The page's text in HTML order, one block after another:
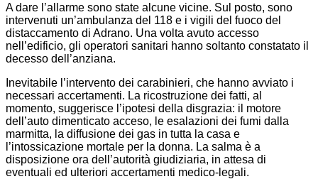
A dare l’allarme sono state alcune vicine. Sul posto, sono
intervenuti un’ambulanza del 118 e i vigili del fuoco del
distaccamento di Adrano. Una volta avuto accesso
nell’edificio, gli operatori sanitari hanno soltanto constatato il
decesso dell’anziana.
Inevitabile l’intervento dei carabinieri, che hanno avviato i
necessari accertamenti. La ricostruzione dei fatti, al
momento, suggerisce l’ipotesi della disgrazia: il motore
dell’auto dimenticato acceso, le esalazioni dei fumi dalla
marmitta, la diffusione dei gas in tutta la casa e
l’intossicazione mortale per la donna. La salma è a
disposizione ora dell’autorità giudiziaria, in attesa di
eventuali ed ulteriori accertamenti medico-legali.